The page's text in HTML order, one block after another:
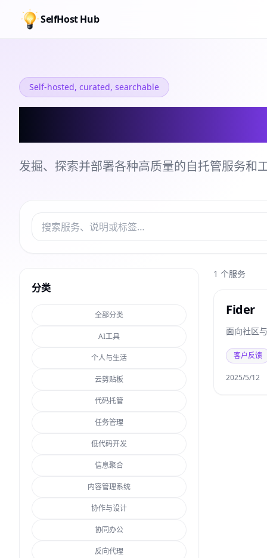
SelfHost Hub
Self-hosted, curated, searchable
发掘、探索并部署各种高质量的自托管服务和
分类
全部分类
AI工具
个人与生活
云剪贴板
代码托管
任务管理
低代码开发
信息聚合
内容管理系统
协作与设计
协同办公
反向代理
1 个服务
Fider
面向社区
客户反馈
2025/5/12